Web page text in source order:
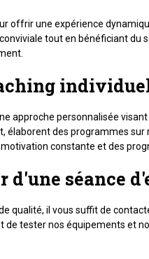
offrir une expérience
tout en bénéficiant
approche personnalisée
élaborent des programmes
constante et des
séance
qualité, il vous suffit de
tester nos équipements et